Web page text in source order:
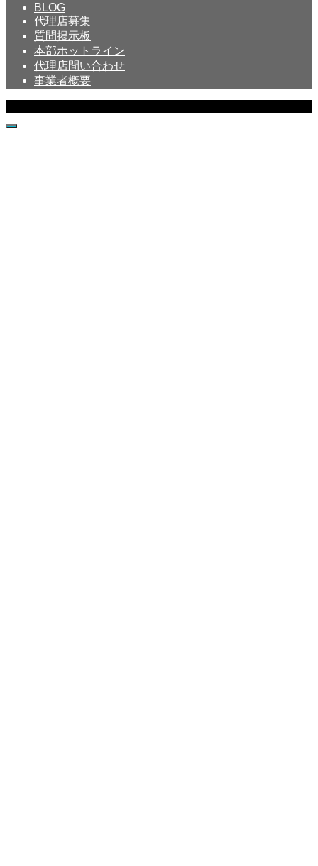
BLOG
代理店募集
質問掲示板
本部ホットライン
代理店問い合わせ
事業者概要